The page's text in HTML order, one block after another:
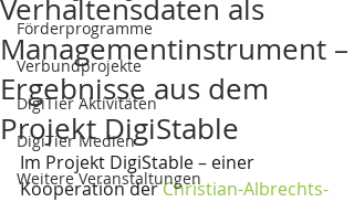
Förderprogramme
Verbundprojekte
DigiTier Aktivitäten
DigiTier Medien
Weitere Veranstaltungen
Verhaltensdaten als
Managementinstrument –
Ergebnisse aus dem
Projekt DigiStable
Im Projekt DigiStable – einer
Kooperation der Christian-Albrechts-